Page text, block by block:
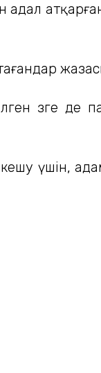
өзге
кешу үшін,